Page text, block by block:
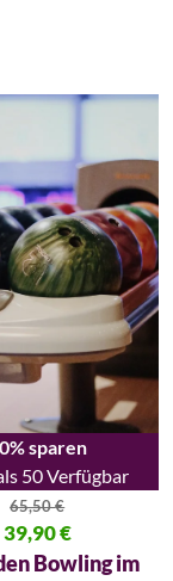
sparen
50 Verfügbar
65,50€
Preis war:
39,90€
ist: 39,90 €.
Bowling im